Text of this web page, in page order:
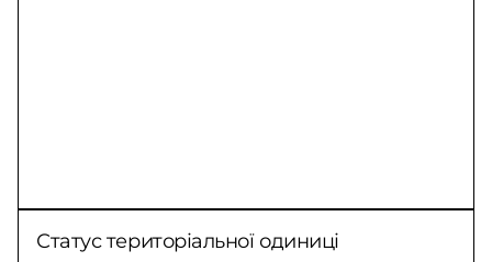
Статус територіальної одиниці